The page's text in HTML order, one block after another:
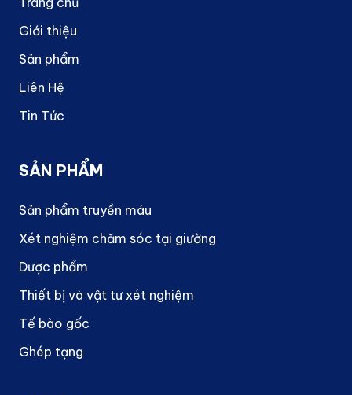
Giới thiệu
Sản phẩm
Liên Hệ
Tin Tức
SẢN PHẨM
Sản phẩm truyền máu
Xét nghiệm chăm sóc tại giường
Dược phẩm
Thiết bị và vật tư xét nghiệm
Tế bào gốc
Ghép tạng